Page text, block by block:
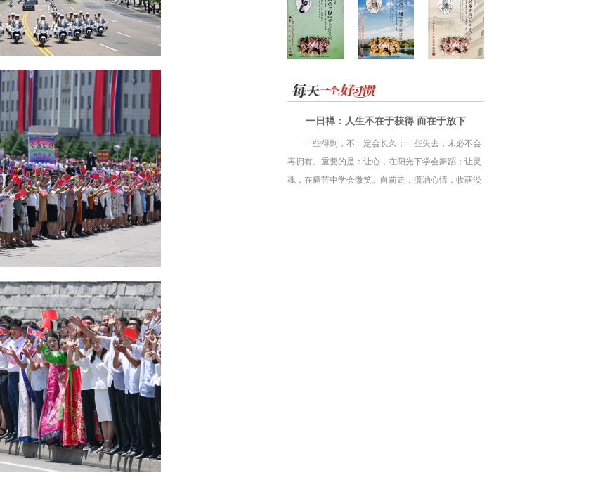
一日禅：人生不在于获得 而在于放下
一些得到，不一定会长久；一些失去，未必不会
再拥有。重要的是：让心，在阳光下学会舞蹈；让灵
魂，在痛苦中学会微笑。向前走，潇洒心情，收获淡